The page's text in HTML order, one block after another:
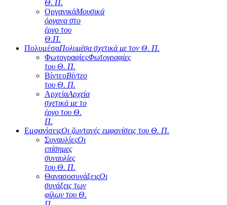
Θ. Π.
ΟργανικάΜουσικά
όργανα στο
έργο του
Θ.Π.
ΠολυμέσαΠολυμέσα σχετικά με τον Θ. Π.
ΦωτογραφίεςΦωτογραφίες
του Θ. Π.
ΒίντεοΒίντεο
του Θ. Π.
ΑρχείαΑρχεία
σχετικά με το
έργο του Θ.
Π.
ΕμφανίσειςΟι ζωντανές εμφανίσεις του Θ. Π.
ΣυναυλίεςΟι
επίσημες
συναυλίες
του Θ. Π.
ΘανασοσυνάξειςΟι
συνάξεις των
φίλων του Θ.